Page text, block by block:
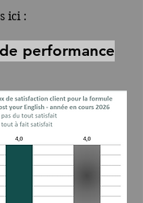
ici :
performance